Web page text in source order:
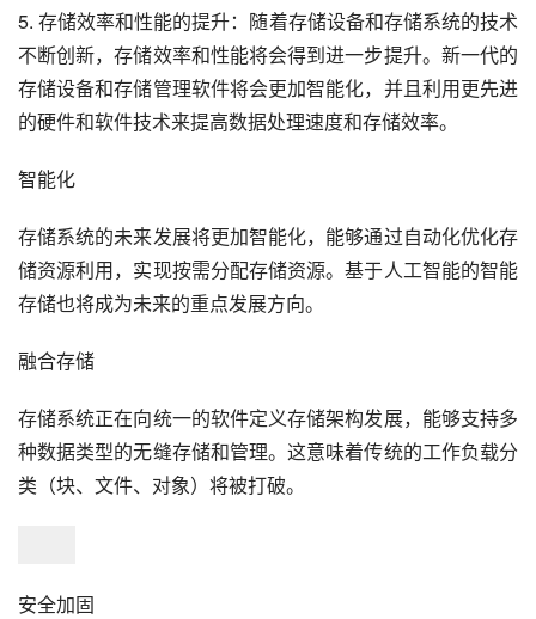
5. 存储效率和性能的提升：随着存储设备和存储系统的技术
不断创新，存储效率和性能将会得到进一步提升。新一代的
存储设备和存储管理软件将会更加智能化，并且利用更先进
的硬件和软件技术来提高数据处理速度和存储效率。
智能化
存储系统的未来发展将更加智能化，能够通过自动化优化存
储资源利用，实现按需分配存储资源。基于人工智能的智能
存储也将成为未来的重点发展方向。
融合存储
存储系统正在向统一的软件定义存储架构发展，能够支持多
种数据类型的无缝存储和管理。这意味着传统的工作负载分
类（块、文件、对象）将被打破。
安全加固